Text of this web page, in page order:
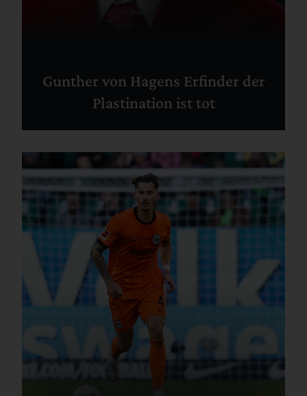
Gunther von Hagens Erfinder der
Plastination ist tot